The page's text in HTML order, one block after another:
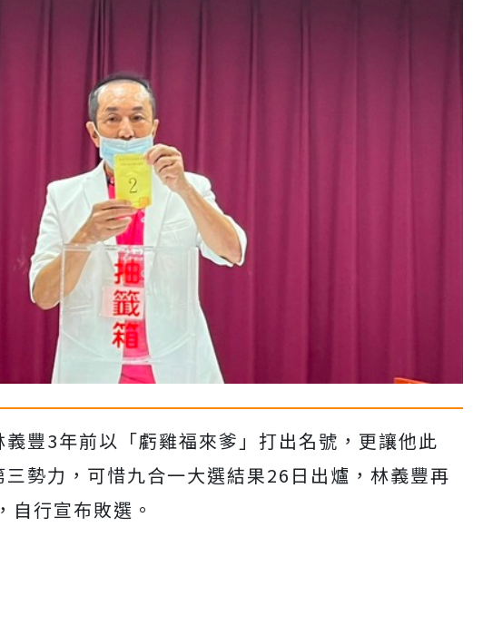
豐3年前以「虧雞福來爹」打出名號，更讓他此
勢力，可惜九合一大選結果26日出爐，林義豐再
行宣布敗選。